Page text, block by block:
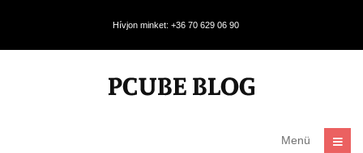
Hívjon minket: +36 70 629 06 90
Menü